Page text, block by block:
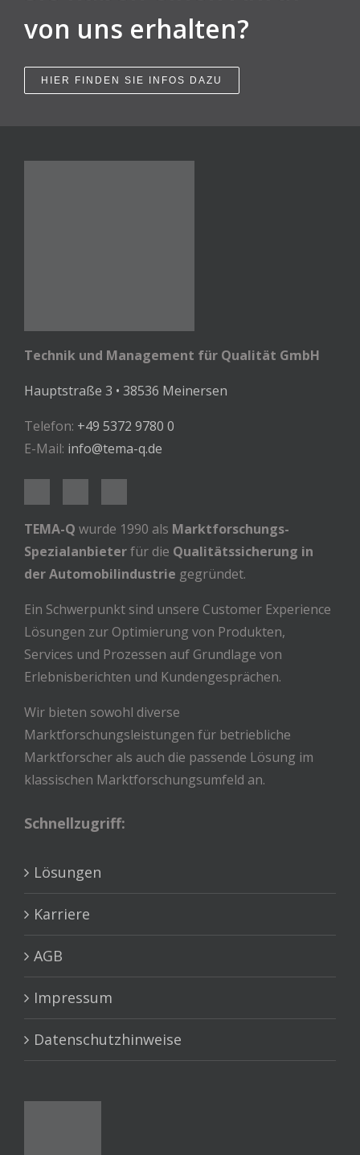
von uns erhalten?
HIER FINDEN SIE INFOS DAZU
Technik und Management für Qualität GmbH
Hauptstraße 3 • 38536 Meinersen
Telefon: +49 5372 9780 0
E-Mail: info@tema-q.de
TEMA-Q wurde 1990 als Marktforschungs-
Spezialanbieterfür die Qualitätssicherung in
der Automobilindustrie gegründet.
Ein Schwerpunkt sind unsere Customer Experience
Lösungen zur Optimierung von Produkten,
Services und Prozessen auf Grundlage von
Erlebnisberichten und Kundengesprächen.
Wir bieten sowohl diverse
Marktforschungsleistungen für betriebliche
Marktforscher als auch die passende Lösung im
klassischen Marktforschungsumfeld an.
Schnellzugriff:
Lösungen
Karriere
AGB
Impressum
Datenschutzhinweise